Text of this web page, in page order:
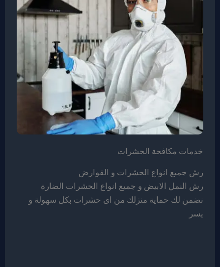
خدمات مكافحة الحشرات
رش جميع انواع الحشرات و القوارض
رش النمل الابيض و جميع انواع الحشرات الضارة
نضمن لك حماية منزلك من اى حشرات بكل سهولة و
يسر